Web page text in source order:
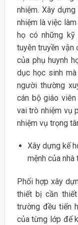
nhiệm. Xây
nhiệm là việc
họ có những kỹ
tuyên truyền
của phụ huynh
dục học sinh
người thường
cán bộ giáo
vai trò nhiệm vụ
nhiệm vụ trọng
Xây dựng kế
mệnh của nhà
Phối hợp xây
thiết bị cần
trường đều tiến
của từng lớp để